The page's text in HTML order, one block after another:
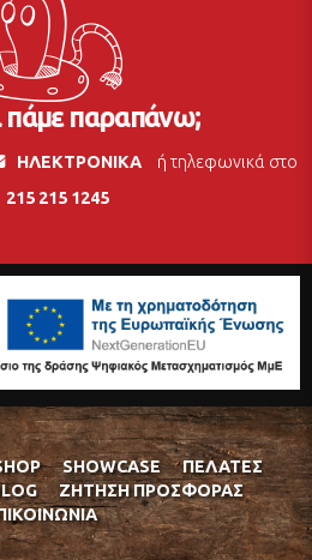
πάμε παραπάνω;
ΗΛΕΚΤΡΟΝΙΚΑ
ή τηλεφωνικά στο
215 215 1245
SHOWCASE
ΠΕΛΆΤΕΣ
ΖΉΤΗΣΗ ΠΡΟΣΦΟΡΆΣ